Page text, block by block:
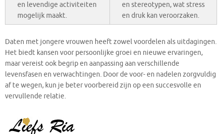
en levendige activiteiten
mogelijk maakt.
en stereotypen, wat stress
en druk kan veroorzaken.
Daten met jongere vrouwen heeft zowel voordelen als uitdagingen.
Het biedt kansen voor persoonlijke groei en nieuwe ervaringen,
maar vereist ook begrip en aanpassing aan verschillende
levensfasen en verwachtingen. Door de voor- en nadelen zorgvuldig
af te wegen, kun je beter voorbereid zijn op een succesvolle en
vervullende relatie.